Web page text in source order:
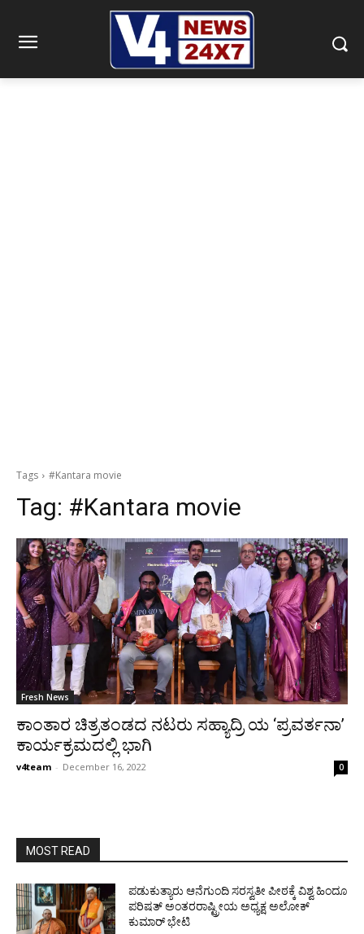
Tags #Kantara movie
Tag: #Kantara movie
Fresh News
ಕಾಂತಾರ ಚಿತ್ರತಂಡದ ನಟರು ಸಹ್ಯಾದ್ರಿ ಯ ‘ಪ್ರವರ್ತನಾ’
ಕಾರ್ಯಕ್ರಮದಲ್ಲಿ ಭಾಗಿ
v4team - December 16, 2022 0
MOST READ
ಪಡುಕುತ್ಯಾರು ಆನೆಗುಂದಿ ಸರಸ್ವತೀ ಪೀಠಕ್ಕೆ ವಿಶ್ವ ಹಿಂದೂ
ಪರಿಷತ್ ಅಂತರರಾಷ್ಟ್ರೀಯ ಅಧ್ಯಕ್ಷ ಅಲೋಕ್
ಕುಮಾರ್ ಭೇಟಿ